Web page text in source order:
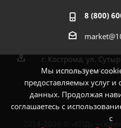
Мы используем
предоставляемых услуг и
данных. Продолжая
соглашаетесь с
с
8 (800)
г. Кострома, ул.
около ТЦ
2014-2026 © «КПД» —